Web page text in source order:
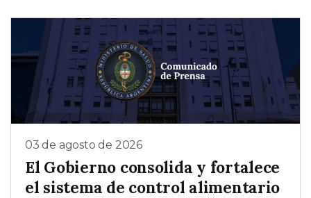
03 de agosto de 2026
El Gobierno consolida y fortalece
el sistema de control alimentario